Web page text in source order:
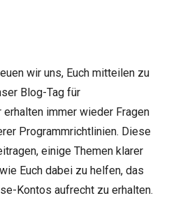
wir uns, Euch mitteilen zu
Blog-Tag für
immer wieder Fragen
Programmrichtlinien. Diese
einige Themen klarer
Euch dabei zu helfen, das
Kontos aufrecht zu erhalten.